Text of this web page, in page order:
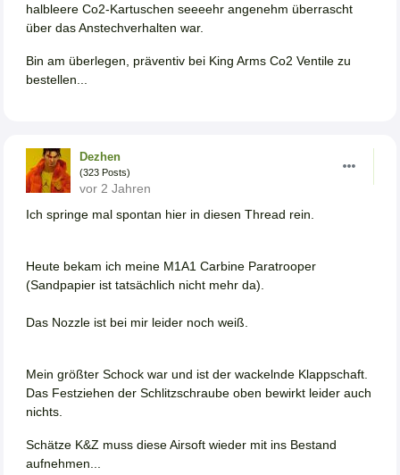
halbleere Co2-Kartuschen seeeehr angenehm überrascht
über das Anstechverhalten war.
Bin am überlegen, präventiv bei King Arms Co2 Ventile zu
bestellen...
Dezhen
(323 Posts)
vor 2 Jahren
Ich springe mal spontan hier in diesen Thread rein.
Heute bekam ich meine M1A1 Carbine Paratrooper
(Sandpapier ist tatsächlich nicht mehr da).
Das Nozzle ist bei mir leider noch weiß.
Mein größter Schock war und ist der wackelnde Klappschaft.
Das Festziehen der Schlitzschraube oben bewirkt leider auch
nichts.
Schätze K&Z muss diese Airsoft wieder mit ins Bestand
aufnehmen...